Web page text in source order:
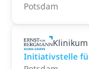
Potsdam
Initiativstelle